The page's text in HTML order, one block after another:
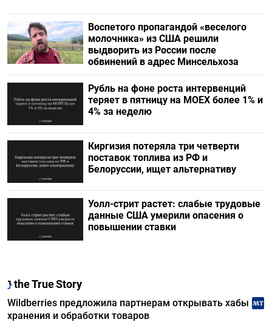
Воспетого пропагандой «веселого
молочника» из США решили
выдворить из России после
обвинений в адрес Минсельхоза
Рубль на фоне роста интервенций
теряет в пятницу на МОЕХ более 1% и
4% за неделю
Киргизия потеряла три четверти
поставок топлива из РФ и
Белоруссии, ищет альтернативу
Уолл-стрит растет: слабые трудовые
данные США умерили опасения о
повышении ставки